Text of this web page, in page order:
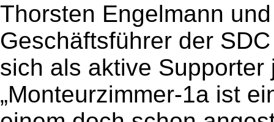
Thorsten Engelmann
Geschäftsführer der
sich als aktive
„Monteurzimmer-1a ist